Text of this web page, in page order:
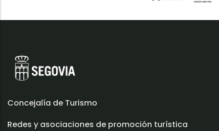
Concejalía de Turismo
Redes y asociaciones de promoción turística